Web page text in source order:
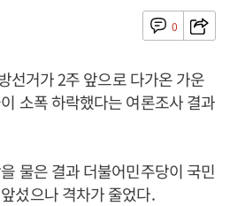
0
선거가 2주 앞으로 다가온 가운
소폭 하락했다는 여론조사 결과
물은 결과 더불어민주당이 국민
섰으나 격차가 줄었다.